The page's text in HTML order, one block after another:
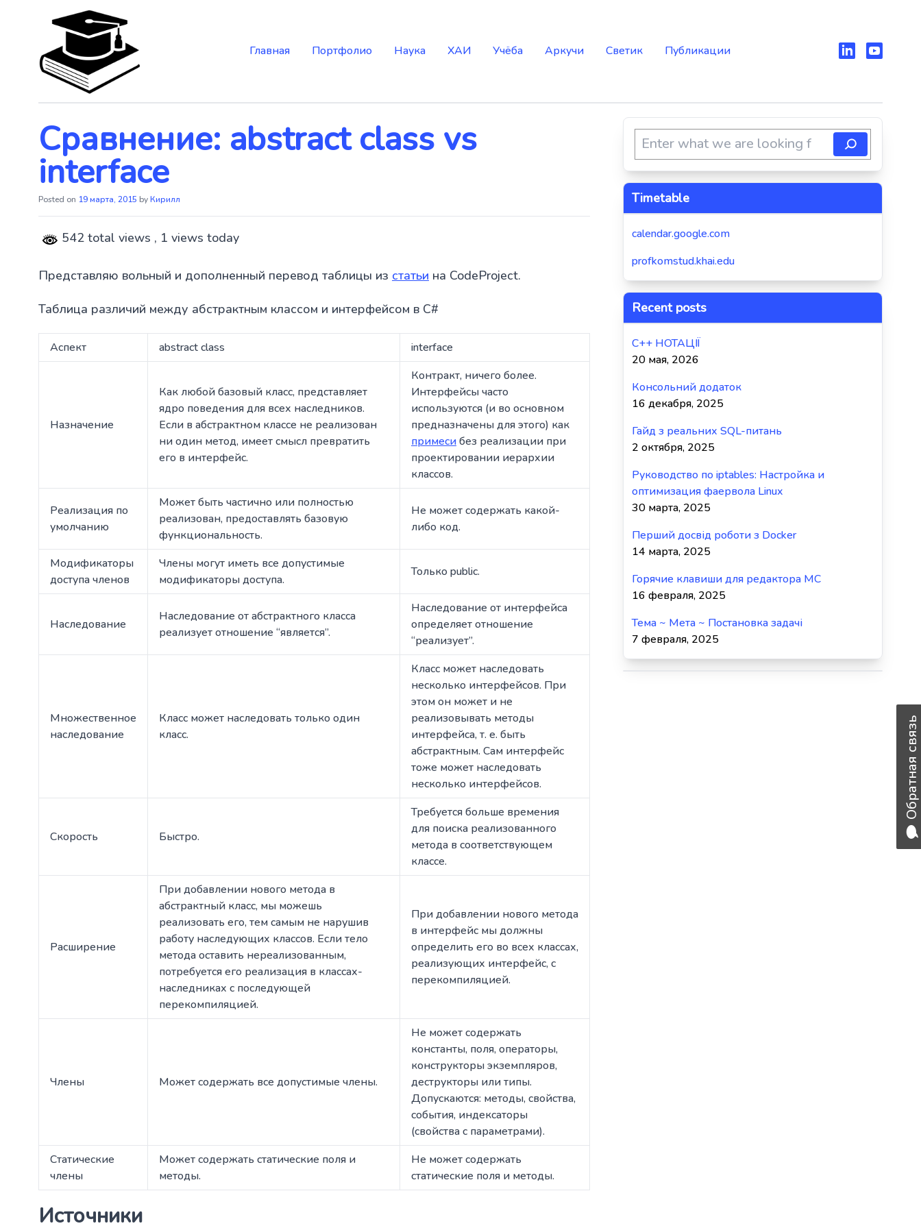
Skip
to
Главная Портфолио Наука ХАИ Учёба Аркучи Светик Публикации
Сравнение: abstract class vs
interface
Posted on 19 марта, 2015 byКирилл
542 total views , 1 views today
Представляю вольный и дополненный перевод таблицы из статьи на CodeProject.
Таблица различий между абстрактным классом и интерфейсом в C#
Аспект abstract class interface
Назначение
Как любой базовый класс, представляет
ядро поведения для всех наследников.
Если в абстрактном классе не реализован
ни один метод, имеет смысл превратить
его в интерфейс.
Контракт, ничего более.
Интерфейсы часто
используются (и во основном
предназначены для этого) как
примесибез реализации при
проектировании иерархии
классов.
Реализация по
умолчанию
Может быть частично или полностью
реализован, предоставлять базовую
функциональность.
Не может содержать какой-
либо код.
Модификаторы
доступа членов
Члены могут иметь все допустимые
модификаторы доступа.
Только public.
Наследование
Наследование от абстрактного класса
реализует отношение “является”.
Наследование от интерфейса
определяет отношение
“реализует”.
Множественное
наследование
Класс может наследовать только один
класс.
Класс может наследовать
несколько интерфейсов. При
этом он может и не
реализовывать методы
интерфейса, т. е. быть
абстрактным. Сам интерфейс
тоже может наследовать
несколько интерфейсов.
Скорость Быстро.
Требуется больше времения
для поиска реализованного
метода в соответствующем
классе.
Расширение
При добавлении нового метода в
абстрактный класс, мы можешь
реализовать его, тем самым не нарушив
работу наследующих классов. Если тело
метода оставить нереализованным,
потребуется его реализация в классах-
наследниках с последующей
перекомпиляцией.
При добавлении нового метода
в интерфейс мы должны
определить его во всех классах,
реализующих интерфейс, с
перекомпиляцией.
Члены Может содержать все допустимые члены.
Не может содержать
константы, поля, операторы,
конструкторы экземпляров,
деструкторы или типы.
Допускаются: методы, свойства,
события, индексаторы
(свойства с параметрами).
Статические
члены
Может содержать статические поля и
методы.
Не может содержать
статические поля и методы.
Источники
Timetable
calendar.google.com
profkomstud.khai.edu
Recent posts
C++ НОТАЦІЇ
20 мая, 2026
Консольний додаток
16 декабря, 2025
Гайд з реальних SQL-питань
2 октября, 2025
Руководство по iptables: Настройка и
оптимизация фаервола Linux
30 марта, 2025
Перший досвід роботи з Docker
14 марта, 2025
Горячие клавиши для редактора MC
16 февраля, 2025
Тема ~ Мета ~ Постановка задачі
7 февраля, 2025
Обратная связь